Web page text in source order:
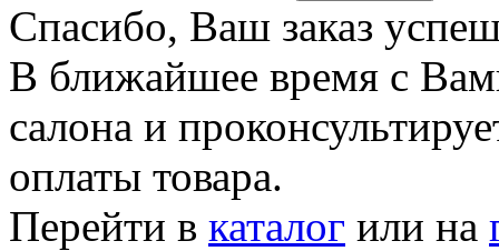
Спасибо, Ваш заказ
В ближайшее время с
салона и
оплаты товара.
Перейти в каталог или на